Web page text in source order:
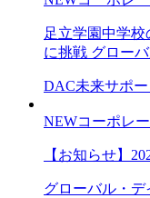
足立学園中学
に挑戦 グロー
DAC未来サポ
NEWコーポレー
【お知らせ】
グローバル・デ